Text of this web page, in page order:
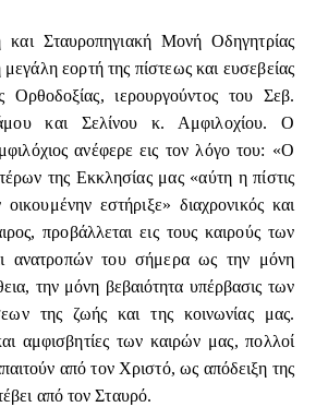
και Σταυροπηγιακή Μονή Οδηγητρίας
εορτή της πίστεως και ευσεβείας
ιερουργούντος του Σεβ.
και Σελίνου κ. Αμφιλοχίου. Ο
ανέφερε εις τον λόγο του: «Ο
της Εκκλησίας μας «αύτη η πίστις
εστήριξε» διαχρονικός και
προβάλλεται εις τους καιρούς των
ανατροπών του σήμερα ως την μόνη
την μόνη βεβαιότητα υπέρβασις των
της ζωής και της κοινωνίας μας.
αμφισβητίες των καιρών μας, πολλοί
από τον Χριστό, ως απόδειξη της
από τον Σταυρό.